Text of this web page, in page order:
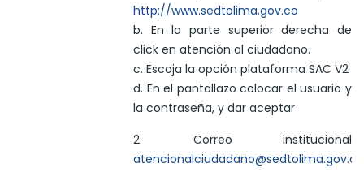
http://www.sedtolima.gov.co
b. En la parte superior derecha de
click en atención al ciudadano.
c. Escoja la opción plataforma SAC V2
d. En el pantallazo colocar el usuario y
la contraseña, y dar aceptar
2. Correo institucional
atencionalciudadano@sedtolima.gov.co